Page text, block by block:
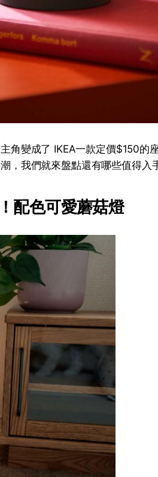
角變成了 IKEA一款定價$150的
，我們就來盤點還有哪些值得入
配色可愛蘑菇燈